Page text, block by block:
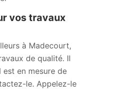
vos travaux
à Madecourt,
de qualité. Il
en mesure de
le. Appelez-le